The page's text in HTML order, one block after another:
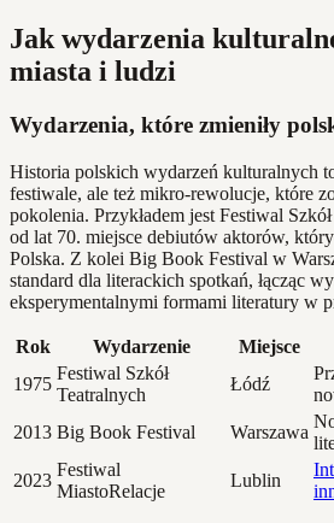
Jak wydarzenia
miasta i ludzi
Wydarzenia, które zmieniły
Historia polskich wydarzeń kulturalnych
festiwale, ale też mikro-rewolucje, które
pokolenia. Przykładem jest Festiwal
od lat 70. miejsce debiutów aktorów,
Polska. Z kolei Big Book Festival w
standard dla literackich spotkań, łącząc
eksperymentalnymi formami literatury w
Rok Wydarzenie Miejsce
1975
Festiwal Szkół
Teatralnych
Łódź
2013 Big Book Festival Warszawa
2023
Festiwal
MiastoRelacje
Lublin